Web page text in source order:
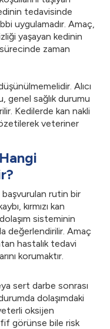
tedavisinde
uygulamadır. Amaç,
yaşayan kedinin
zaman
Alıcı
genel sağlık durumu
Kedilerde kan nakli
veteriner
başvurulan rutin bir
kırmızı kan
sisteminin
değerlendirilir. Amaç
hastalık tedavi
korumaktır.
sert darbe sonrası
dolaşımdaki
oksijen
görünse bile risk